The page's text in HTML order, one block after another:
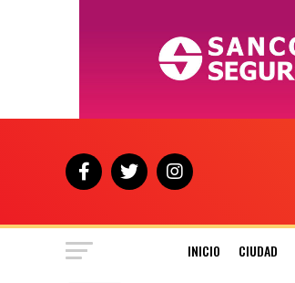
INICIO CIUDAD